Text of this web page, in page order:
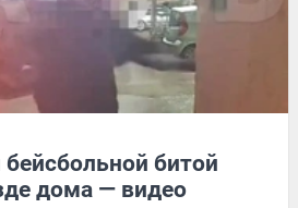
битой
дома — видео